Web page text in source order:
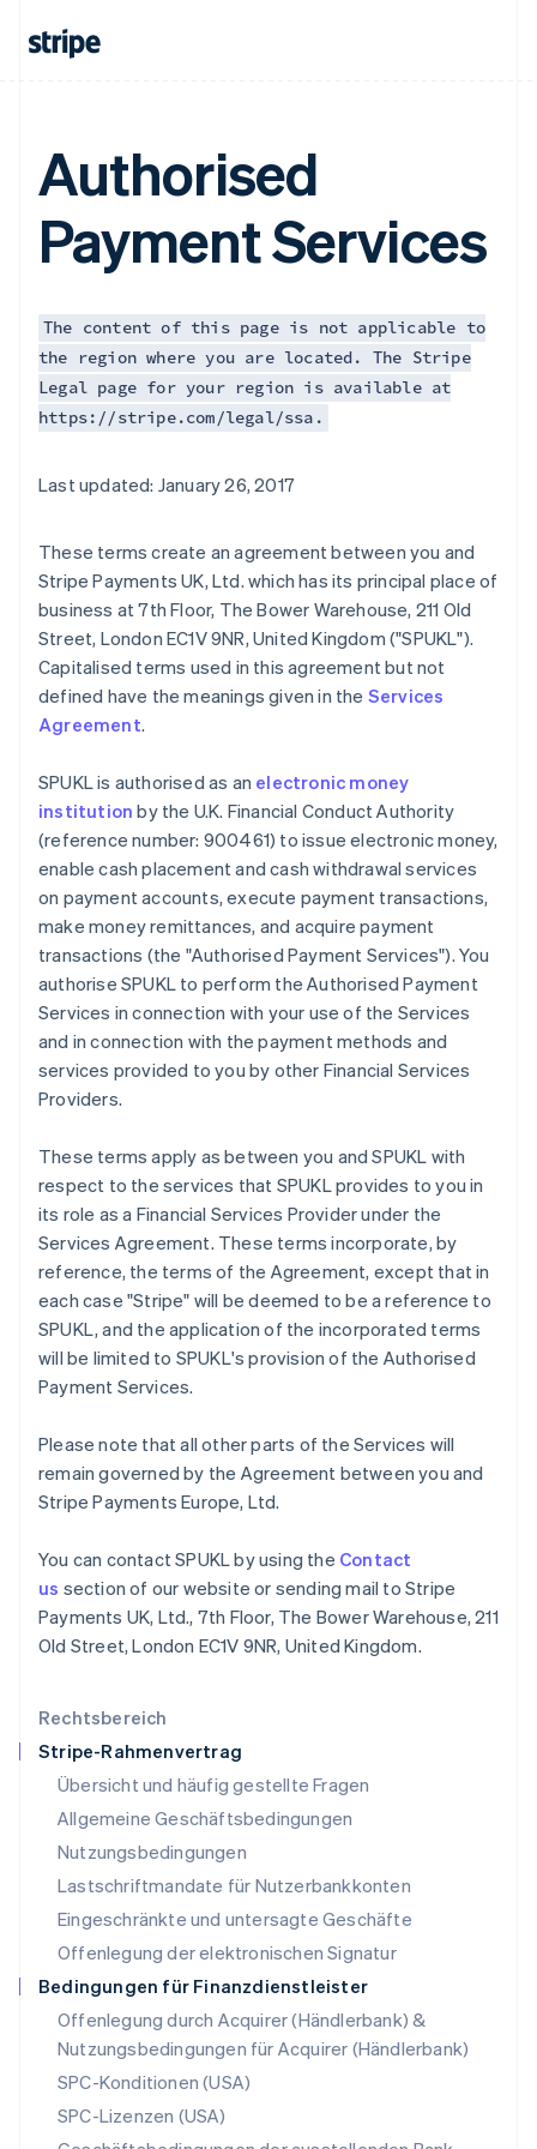
Rechtsbereich
Stripe-Rahmenvertrag
Übersicht und häufig gestellte Fragen
Allgemeine Geschäftsbedingungen
Nutzungsbedingungen
Lastschriftmandate für Nutzerbankkonten
Eingeschränkte und untersagte Geschäfte
Offenlegung der elektronischen Signatur
Bedingungen für Finanzdienstleister
Offenlegung durch Acquirer (Händlerbank) &
Nutzungsbedingungen für Acquirer (Händlerbank)
SPC-Konditionen (USA)
SPC-Lizenzen (USA)
Authorised
Payment Services
The content of this page is not applicable to
the region where you are located. The Stripe
Legal page for your region is available at
https://stripe.com/legal/ssa.
Last updated: January 26, 2017
These terms create an agreement between you and
Stripe Payments UK, Ltd. which has its principal place of
business at 7th Floor, The Bower Warehouse, 211 Old
Street, London EC1V 9NR, United Kingdom ("SPUKL").
Capitalised terms used in this agreement but not
defined have the meanings given in the Services
Agreement.
SPUKL is authorised as an electronic money
institution by the U.K. Financial Conduct Authority
(reference number: 900461) to issue electronic money,
enable cash placement and cash withdrawal services
on payment accounts, execute payment transactions,
make money remittances, and acquire payment
transactions (the "Authorised Payment Services"). You
authorise SPUKL to perform the Authorised Payment
Services in connection with your use of the Services
and in connection with the payment methods and
services provided to you by other Financial Services
Providers.
These terms apply as between you and SPUKL with
respect to the services that SPUKL provides to you in
its role as a Financial Services Provider under the
Services Agreement. These terms incorporate, by
reference, the terms of the Agreement, except that in
each case "Stripe" will be deemed to be a reference to
SPUKL, and the application of the incorporated terms
will be limited to SPUKL's provision of the Authorised
Payment Services.
Please note that all other parts of the Services will
remain governed by the Agreement between you and
Stripe Payments Europe, Ltd.
You can contact SPUKL by using the Contact
us section of our website or sending mail to Stripe
Payments UK, Ltd., 7th Floor, The Bower Warehouse, 211
Old Street, London EC1V 9NR, United Kingdom.
Australien
English
Belgien
NederlandsFrançaisDeutschEnglish
Brasilien
Bulgarien
Dänemark
English
Deutschland
Estland
English
Festlandchina
简体中文English
Finnland
Frankreich
FrançaisEnglish
Gibraltar
English
Indien
Irland
English
Italien
Italiano English
Japan
Kanada
EnglishFrançais
EnglishItaliano
Lettland
Liechtenstein
Litauen
English
Luxemburg
Malaysia
Malta
English
Mexiko
EspañolEnglish
Neuseeland
Niederlande
NederlandsEnglish
Norwegen
English
Österreich
DeutschEnglish
Polen
English
Portugal
PortuguêsEnglish
English